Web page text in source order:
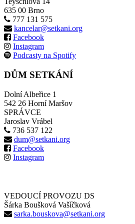
635 00 Brno
777 131 575
kancelar@setkani.org
Facebook
Instagram
Podcasty na Spotify
DŮM SETKÁNÍ
Dolní Albeřice 1
542 26 Horní Maršov
SPRÁVCE
Jaroslav Vrábel
736 537 122
dum@setkani.org
Facebook
Instagram
VEDOUCÍ PROVOZU DS
Šárka Boušková Vašíčková
sarka.bouskova@setkani.org